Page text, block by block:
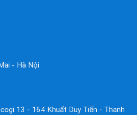
- Hà Nội
13 - 164 Khuất Duy Tiến - Thanh